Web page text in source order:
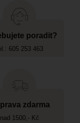
poradit?
605 253 463
zdarma
nad 1500,- Kč